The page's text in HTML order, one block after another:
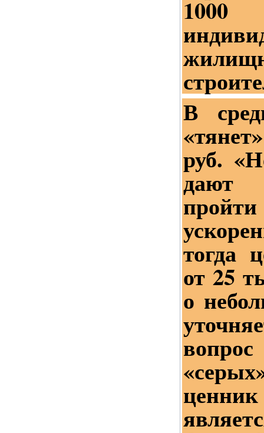
В
руб.
дают
тогда
от 25
о